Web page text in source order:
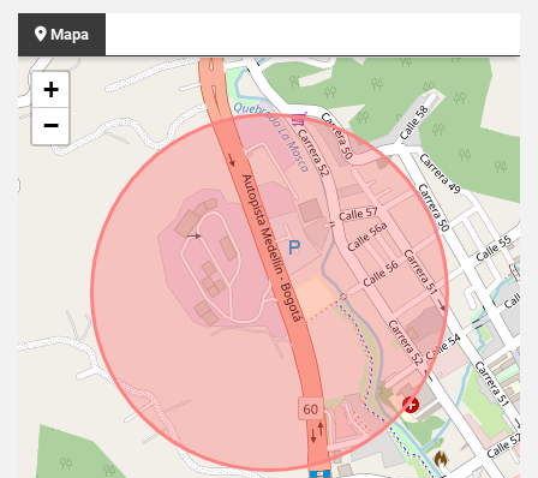
Mapa
+
−